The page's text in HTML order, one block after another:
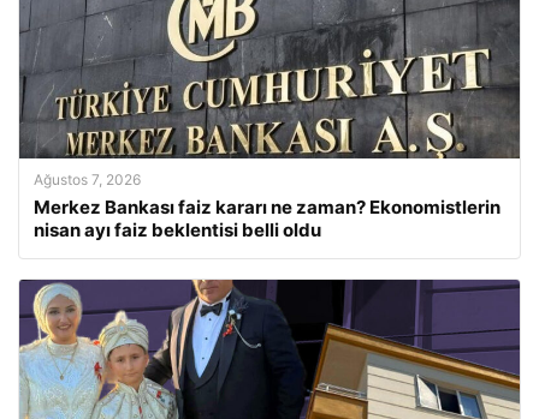
Ağustos 7, 2026
Merkez Bankası faiz kararı ne zaman? Ekonomistlerin
nisan ayı faiz beklentisi belli oldu